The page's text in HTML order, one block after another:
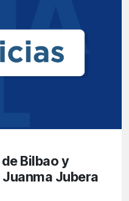
Bilbao y
Juanma Jubera